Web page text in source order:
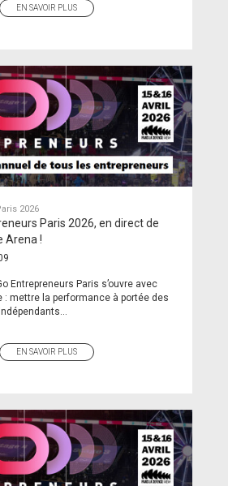
EN SAVOIR PLUS
2026
Paris 2026, en direct de
Arena !
Entrepreneurs Paris s’ouvre avec
: mettre la performance à portée des
EN SAVOIR PLUS